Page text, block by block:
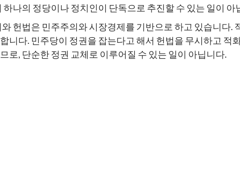
나의 정당이나 정치인이 단독으로 추진할 수 있는 일이 아
헌법은 민주주의와 시장경제를 기반으로 하고 있습니
니다. 민주당이 정권을 잡는다고 해서 헌법을 무시하고
로, 단순한 정권 교체로 이루어질 수 있는 일이 아닙니다.